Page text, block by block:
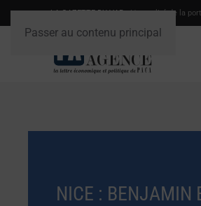
Passer au contenu principal
LA GAZETTE DU VAR- L'actualité de la
NICE : BENJAMIN